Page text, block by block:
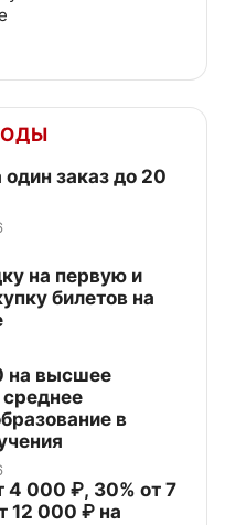
заказ до 20
на первую и
билетов на
на высшее
среднее
в
4 000 ₽, 30% от 7
12 000 ₽ на